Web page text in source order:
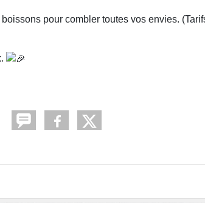
pour combler toutes vos envies.